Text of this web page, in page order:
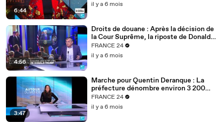
6:44
il y a 6 mois
4:56
Droits de douane : Après la décision de
la Cour Suprême, la riposte de Donald
Trump
FRANCE 24
il y a 6 mois
3:47
Marche pour Quentin Deranque : La
préfecture dénombre environ 3 200
personnes à Lyon
FRANCE 24
il y a 6 mois